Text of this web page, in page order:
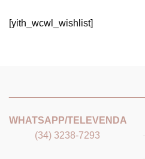
[yith_wcwl_wishlist]
WHATSAPP/TELEVENDA
(34) 3238-7293